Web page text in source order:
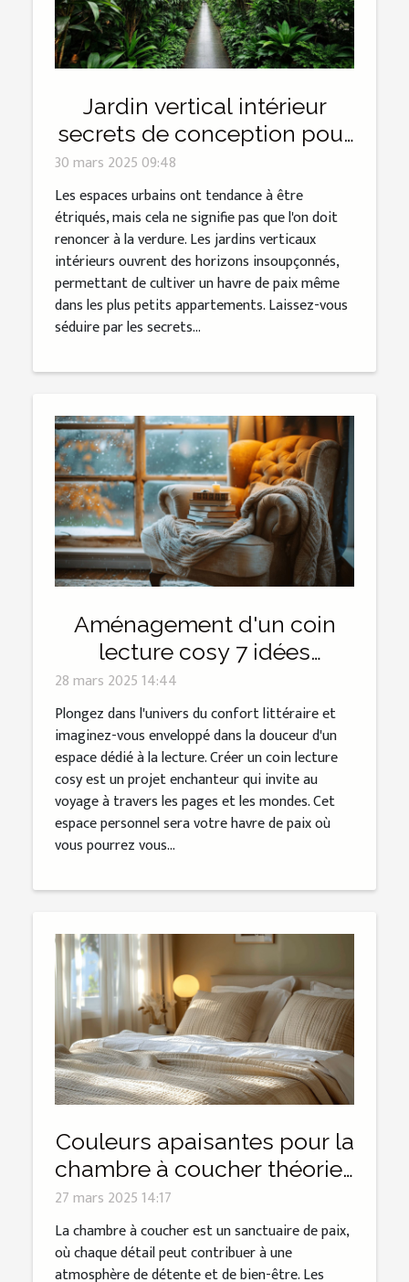
Jardin vertical intérieur
secrets de conception pour
espaces réduits
30 mars 2025 09:48
Les espaces urbains ont tendance à être
étriqués, mais cela ne signifie pas que l'on doit
renoncer à la verdure. Les jardins verticaux
intérieurs ouvrent des horizons insoupçonnés,
permettant de cultiver un havre de paix même
dans les plus petits appartements. Laissez-vous
séduire par les secrets...
Aménagement d'un coin
lecture cosy 7 idées
inspirantes pour créer votre
havre de paix
28 mars 2025 14:44
Plongez dans l'univers du confort littéraire et
imaginez-vous enveloppé dans la douceur d'un
espace dédié à la lecture. Créer un coin lecture
cosy est un projet enchanteur qui invite au
voyage à travers les pages et les mondes. Cet
espace personnel sera votre havre de paix où
vous pourrez vous...
Couleurs apaisantes pour la
chambre à coucher théories
et applications
27 mars 2025 14:17
La chambre à coucher est un sanctuaire de paix,
où chaque détail peut contribuer à une
atmosphère de détente et de bien-être. Les